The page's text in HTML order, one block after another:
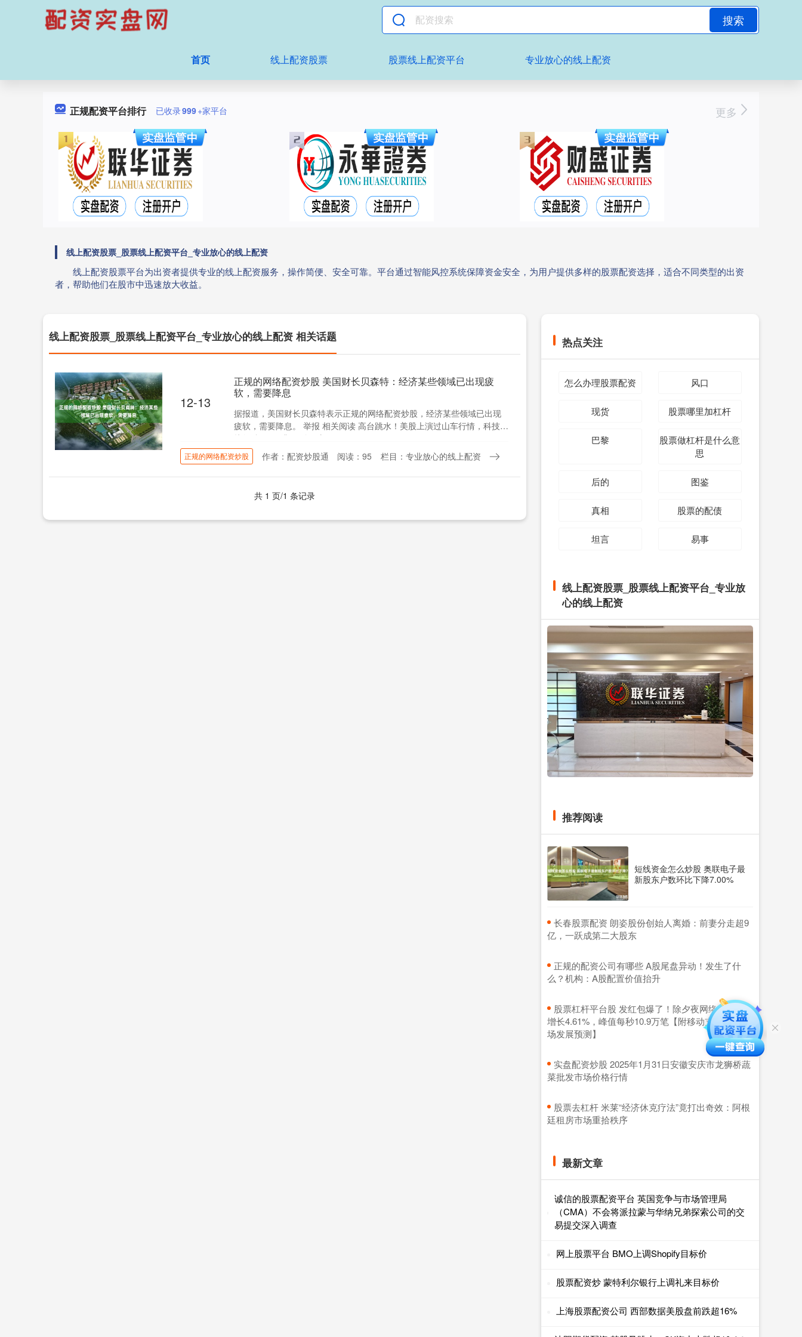
搜索
首页 线上配资股票 股票线上配资平台 专业放心的线上配资
正规配资平台排行 已收录999+家平台 更多
线上配资股票_股票线上配资平台_专业放心的线上配资
线上配资股票平台为出资者提供专业的线上配资服务，操作简便、安全可靠。平台通过智能风控系统保障资金安全，为用户提供多样的股票配资选择，适合不同类型的出资
者，帮助他们在股市中迅速放大收益。
线上配资股票_股票线上配资平台_专业放心的线上配资 相关话题
12-13
正规的网络配资炒股 美国财长贝森特：经济某些领域已出现疲
软，需要降息
据报道，美国财长贝森特表示正规的网络配资炒股，经济某些领域已出现
疲软，需要降息。 举报 相关阅读 高台跳水！美股上演过山车行情，科技板
块领跌、VIX升至7个月新....
正规的网络配资炒股 作者：配资炒股通 阅读：95 栏目：专业放心的线上配资
共 1 页/1 条记录
热点关注
怎么办理股票配资 风口
现货 股票哪里加杠杆
巴黎
股票做杠杆是什么意
思
后的 图鉴
真相 股票的配债
坦言 易事
线上配资股票_股票线上配资平台_专业放
心的线上配资
推荐阅读
短线资金怎么炒股 奥联电子最
新股东户数环比下降7.00%
​长春股票配资 朗姿股份创始人离婚：前妻分走超9
亿，一跃成第二大股东
​正规的配资公司有哪些 A股尾盘异动！发生了什
么？机构：A股配置价值抬升
​股票杠杆平台股 发红包爆了！除夕夜网络支付同比
增长4.61%，峰值每秒10.9万笔【附移动支付行业市
场发展预测】
​实盘配资炒股 2025年1月31日安徽安庆市龙狮桥蔬
菜批发市场价格行情
​股票去杠杆 米莱“经济休克疗法”竟打出奇效：阿根
廷租房市场重拾秩序
最新文章
诚信的股票配资平台 英国竞争与市场管理局
（CMA）不会将派拉蒙与华纳兄弟探索公司的交
易提交深入调查
网上股票平台 BMO上调Shopify目标价
股票配资炒 蒙特利尔银行上调礼来目标价
上海股票配资公司 西部数据美股盘前跌超16%